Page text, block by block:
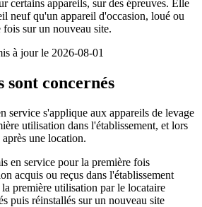
certains appareils, sur des épreuves. Elle
neuf qu'un appareil d'occasion, loué ou
sur un nouveau site.
à jour le 2026-08-01
sont concernés
service s'applique aux appareils de levage
utilisation dans l'établissement, et lors
une location.
en service pour la première fois
acquis ou reçus dans l'établissement
première utilisation par le locataire
puis réinstallés sur un nouveau site